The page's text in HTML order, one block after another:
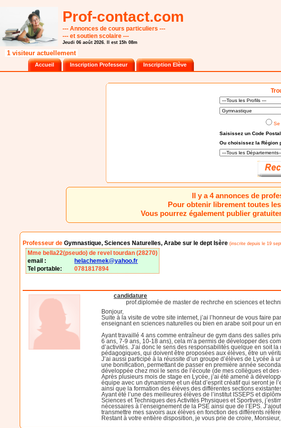
Prof-contact.com
--- Annonces de cours particuliers ---
--- et soutien scolaire ---
Jeudi 06 août 2026. Il est 15h 08m
1 visiteur actuellement
Accueil Inscription Professeur Inscription Elève
Se
Saisissez un Code
Ou choisissez la Région
Il y a 4 annonces de
Pour obtenir librement toutes
Vous pourrez également publier
Professeur deGymnastique, Sciences Naturelles, Arabe sur le dept Isère (inscrite depuis le 19
Mme bella22(pseudo) de revel tourdan (28270)
email :
helachemek@yahoo.fr
Tel portable:
0781817894
candidature
prof.diplomée de master de rechrche en sciences et
Bonjour,
Suite à la visite de votre site internet, j’ai l’honneur de vous faire
enseignant en sciences naturelles ou bien en arabe soit pour un
Ayant travaillé 4 ans comme entraîneur de gym dans des salles
6 ans, 7-9 ans, 10-18 ans), cela m’a permis de développer des
d’activités. J’ai donc le sens des responsabilités quelque en soit
pédagogiques, qui doivent être proposées aux élèves, être un
J’ai aussi participé à la réussite d’un groupe d’élèves de Lycée à
une bonification, permettant de passer en première année
développée chez moi le sens de l’écoute (de mes collègues et
Après plusieurs mois de stage en Lycée, j’ai été amené à
équipe avec un dynamisme et un état d’esprit créatif qui seront je
ainsi que la formation des élèves des différentes sections
Ayant été l’une des meilleures élèves de l’institut ISSEPS et
Sciences et Techniques des Activités Physiques et Sportives,
nécessaires à l’enseignement de la PSE ainsi que de l’EPS.
transmettre mes savoirs aux élèves en fonction des différents
Restant à votre entière disposition, je vous prie de croire,